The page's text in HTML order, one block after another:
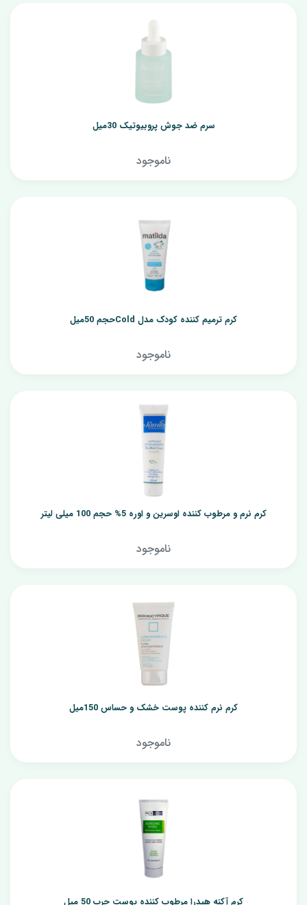
سرم ضد جوش پروبیوتیک 30میل
ناموجود
کرم ترمیم کننده کودک مدل Coldحجم 50میل
ناموجود
کرم نرم و مرطوب کننده اوسرین و اوره 5% حجم 100 میلی لیتر
ناموجود
کرم نرم کننده پوست خشک و حساس 150میل
ناموجود
کرم آکنه هیدرا مرطوب کننده پوست چرب 50 میل